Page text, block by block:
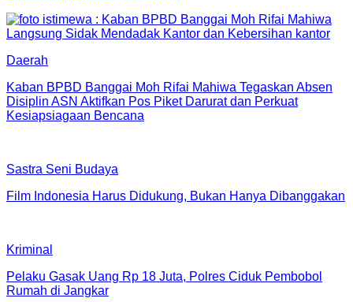
Daerah
Kaban BPBD Banggai Moh Rifai Mahiwa Tegaskan Absen
Disiplin ASN Aktifkan Pos Piket Darurat dan Perkuat
Kesiapsiagaan Bencana
Sastra Seni Budaya
Film Indonesia Harus Didukung, Bukan Hanya Dibanggakan
Kriminal
Pelaku Gasak Uang Rp 18 Juta, Polres Ciduk Pembobol
Rumah di Jangkar